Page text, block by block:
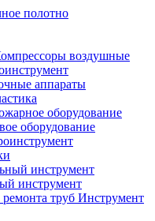
полотно
воздушные
аппараты
оборудование
оборудование
инструмент
Инструмент